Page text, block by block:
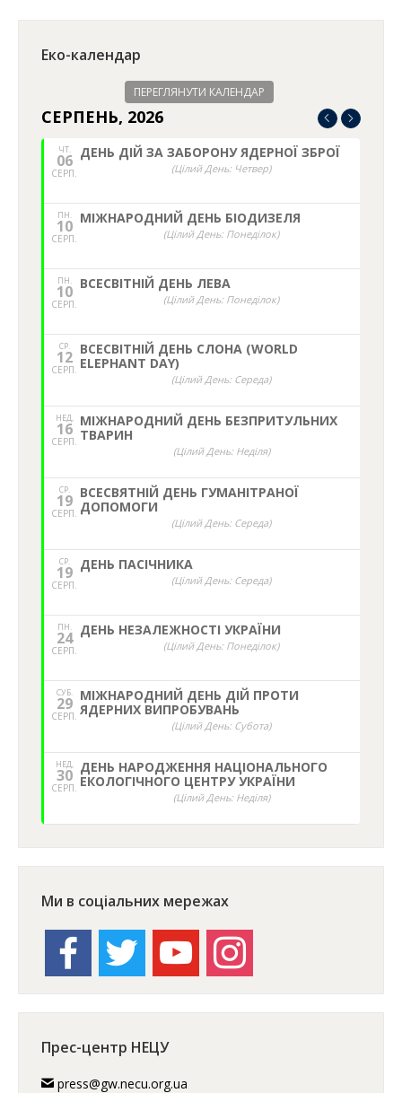
Еко-календар
ПЕРЕГЛЯНУТИ КАЛЕНДАР
СЕРПЕНЬ, 2026
ЧТ.
06
СЕРП.
ДЕНЬ ДІЙ ЗА ЗАБОРОНУ ЯДЕРНОЇ ЗБРОЇ
(Цілий День: Четвер)
ПН.
10
СЕРП.
МІЖНАРОДНИЙ ДЕНЬ БІОДИЗЕЛЯ
(Цілий День: Понеділок)
ПН.
10
СЕРП.
ВСЕСВІТНІЙ ДЕНЬ ЛЕВА
(Цілий День: Понеділок)
СР.
12
СЕРП.
ВСЕСВІТНІЙ ДЕНЬ СЛОНА (WORLD
ELEPHANT DAY)
(Цілий День: Середа)
НЕД,
16
СЕРП.
МІЖНАРОДНИЙ ДЕНЬ БЕЗПРИТУЛЬНИХ
ТВАРИН
(Цілий День: Неділя)
СР.
19
СЕРП.
ВСЕСВЯТНІЙ ДЕНЬ ГУМАНІТРАНОЇ
ДОПОМОГИ
(Цілий День: Середа)
СР.
19
СЕРП.
ДЕНЬ ПАСІЧНИКА
(Цілий День: Середа)
ПН.
24
СЕРП.
ДЕНЬ НЕЗАЛЕЖНОСТІ УКРАЇНИ
(Цілий День: Понеділок)
СУБ.
29
СЕРП.
МІЖНАРОДНИЙ ДЕНЬ ДІЙ ПРОТИ
ЯДЕРНИХ ВИПРОБУВАНЬ
(Цілий День: Субота)
НЕД,
30
СЕРП.
ДЕНЬ НАРОДЖЕННЯ НАЦІОНАЛЬНОГО
ЕКОЛОГІЧНОГО ЦЕНТРУ УКРАЇНИ
(Цілий День: Неділя)
Ми в соціальних мережах
facebook twitter youtube instagram
Прес-центр НЕЦУ
press@gw.necu.org.ua